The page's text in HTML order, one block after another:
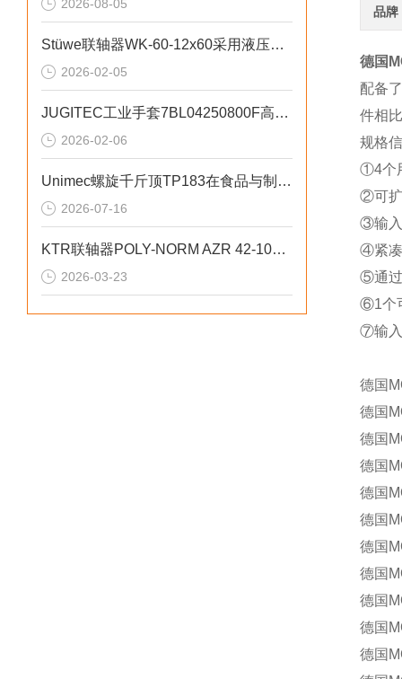
2026-08-05
Stüwe联轴器WK-60-12x60采用液压胀紧无键锁紧技术
2026-02-05
JUGITEC工业手套7BL04250800F高防护等级
2026-02-06
Unimec螺旋千斤顶TP183在食品与制药行业的应用
2026-07-16
KTR联轴器POLY-NORM AZR 42-100结构设计
2026-03-23
品牌
德国
配备
件相
规格
①4个
②可扩
③输入
④紧凑
⑤通过
⑥1个
⑦输入
德国
德国
德国
德国
德国
德国
德国
德国
德国
德国
德国